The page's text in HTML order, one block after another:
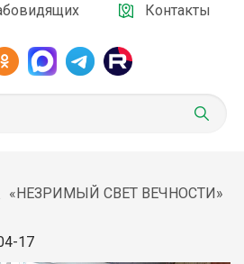
Контакты
«НЕЗРИМЫЙ СВЕТ ВЕЧНОСТИ»
17